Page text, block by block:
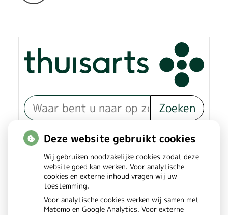
Instagram
pagina
Zoeken
of zoek op lichaam
Betrouwbare informatie over
ziekte en gezondheid
Deze website gebruikt cookies
Wij gebruiken noodzakelijke cookies zodat deze
website goed kan werken. Voor analytische
cookies en externe inhoud vragen wij uw
toestemming.
Voor analytische cookies werken wij samen met
Matomo en Google Analytics. Voor externe